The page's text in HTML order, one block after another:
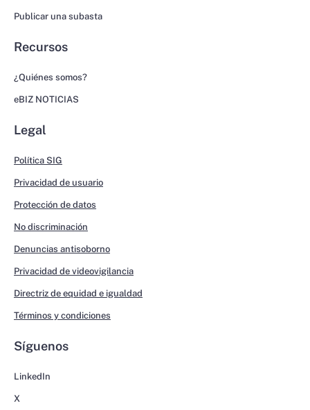
Publicar una subasta
Recursos
¿Quiénes somos?
eBIZ NOTICIAS
Legal
Política SIG
Privacidad de usuario
Protección de datos
No discriminación
Denuncias antisoborno
Privacidad de videovigilancia
Directriz de equidad e igualdad
Términos y condiciones
Síguenos
LinkedIn
X